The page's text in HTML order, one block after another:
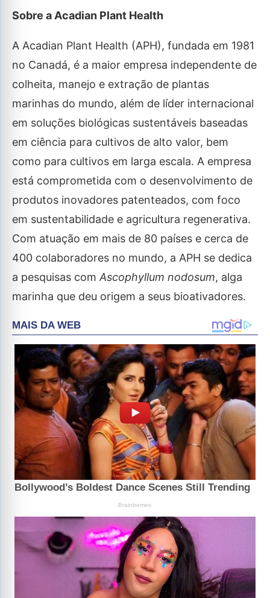
Sobre a Acadian Plant Health
A Acadian Plant Health (APH), fundada em 1981
no Canadá, é a maior empresa independente de
colheita, manejo e extração de plantas
marinhas do mundo, além de líder internacional
em soluções biológicas sustentáveis baseadas
em ciência para cultivos de alto valor, bem
como para cultivos em larga escala. A empresa
está comprometida com o desenvolvimento de
produtos inovadores patenteados, com foco
em sustentabilidade e agricultura regenerativa.
Com atuação em mais de 80 países e cerca de
400 colaboradores no mundo, a APH se dedica
a pesquisas comAscophyllum nodosum, alga
marinha que deu origem a seus bioativadores.